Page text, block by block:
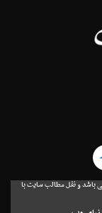
باشد و نقل مطالب سایت با